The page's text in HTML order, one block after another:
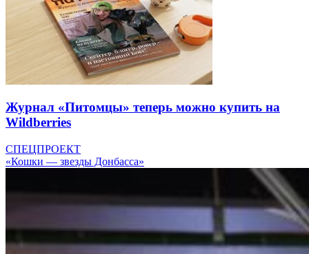
Журнал «Питомцы» теперь можно купить на
Wildberries
СПЕЦПРОЕКТ
«Кошки — звезды Донбасса»